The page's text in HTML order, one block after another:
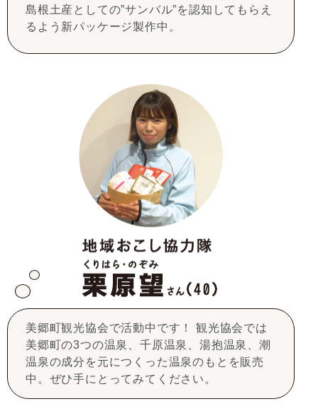
島根土産としての”サンバル”を認知してもらえ
るよう新パッケージ製作中。
美郷町観光協会で活動中です！ 観光協会では
美郷町の3つの温泉、千原温泉、湯抱温泉、潮
温泉の成分を元につくった温泉のもとを販売
中。ぜひ手にとってみてください。